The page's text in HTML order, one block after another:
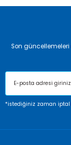
Son
*istediğiniz zaman iptal